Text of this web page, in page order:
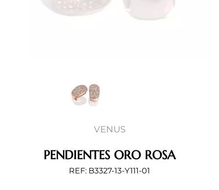
VENUS
PENDIENTES ORO ROSA
REF: B3327-13-Y111-01